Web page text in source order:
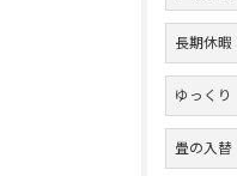
長期休暇
ゆっくり
畳の入替